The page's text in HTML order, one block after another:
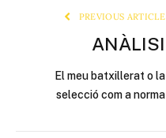
PREVIOUS ARTICLE
ANÀLISI
El meu batxillerat o la
selecció com a norma